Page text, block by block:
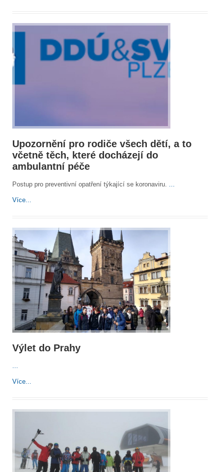
Upozornění pro rodiče všech dětí, a to
včetně těch, které docházejí do
ambulantní péče
Postup pro preventivní opatření týkající se koronaviru. ...
Více...
Výlet do Prahy
...
Více...